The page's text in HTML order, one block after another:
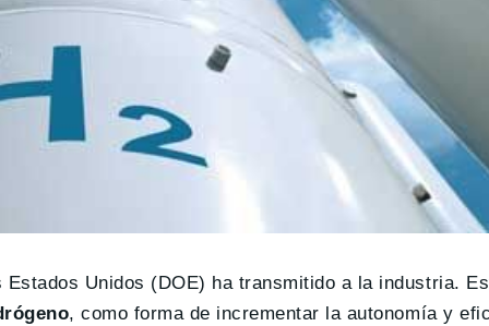
Unidos (DOE) ha transmitido a la industria.
, como forma de incrementar la autonomía y